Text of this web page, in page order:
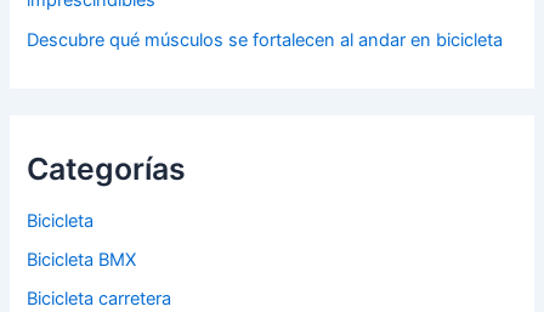
Descubre qué músculos se fortalecen al andar en bicicleta
Categorías
Bicicleta
Bicicleta BMX
Bicicleta carretera